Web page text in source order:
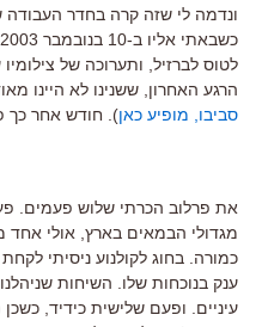
ונדמה לי שזה קרה בחדר העבודה
לטוס לברזיל, ותערוכה של
הרגע האחרון, ששנינו לא היינו
סביבו, מופיע כאן). חודש אחר כך
את פרלוב הכרתי שלוש פעמים.
מגדולי הבמאים בארץ, אולי אחד
כמורה. בחוג לקולנוע ניסיתי
ענק בנוכחות שלו. השיחות
עיניים. ופעם שלישית כידיד,